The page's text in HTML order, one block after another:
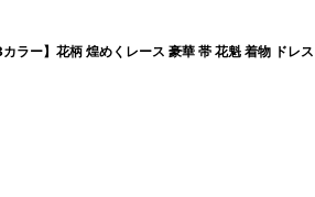
ラー】花柄 煌めくレース 豪華 帯 花魁 着物 ドレ